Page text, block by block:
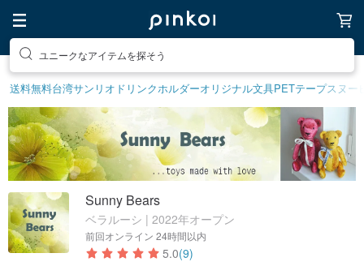
素敵な生活グッズを探そう
送料無料台湾サンリオ ドリンクホルダーオリジナル文具PETテープスヌー
Sunny Bears
ベラルーシ | 2022年オープン
前回オンライン 24時間以内
5.0(9)